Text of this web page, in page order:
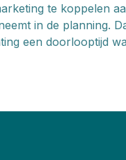
te koppelen
in de planning.
een doorlooptijd